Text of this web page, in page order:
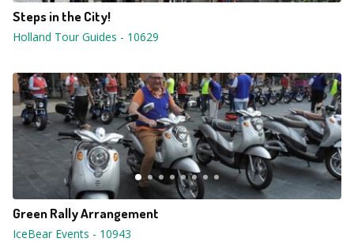
Steps in the City!
Holland Tour Guides - 10629
Green Rally Arrangement
IceBear Events - 10943